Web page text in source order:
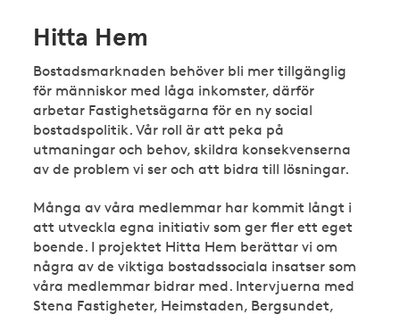
Hitta Hem
Bostadsmarknaden behöver bli mer tillgänglig
för människor med låga inkomster, därför
arbetar Fastighetsägarna för en ny social
bostadspolitik. Vår roll är att peka på
utmaningar och behov, skildra konsekvenserna
av de problem vi ser och att bidra till lösningar.
Många av våra medlemmar har kommit långt i
att utveckla egna initiativ som ger fler ett eget
boende. I projektet Hitta Hem berättar vi om
några av de viktiga bostadssociala insatser som
våra medlemmar bidrar med. Intervjuerna med
Stena Fastigheter, Heimstaden, Bergsundet,